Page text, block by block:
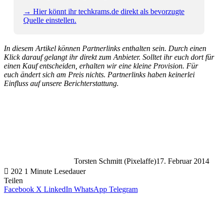
→ Hier könnt ihr techkrams.de direkt als bevorzugte
Quelle einstellen.
In diesem Artikel können Partnerlinks enthalten sein. Durch einen
Klick darauf gelangt ihr direkt zum Anbieter. Solltet ihr euch dort für
einen Kauf entscheiden, erhalten wir eine kleine Provision. Für
euch ändert sich am Preis nichts. Partnerlinks haben keinerlei
Einfluss auf unsere Berichterstattung.
Torsten Schmitt (Pixelaffe)17. Februar 2014
202 1 Minute Lesedauer
Teilen
Facebook X LinkedIn WhatsApp Telegram